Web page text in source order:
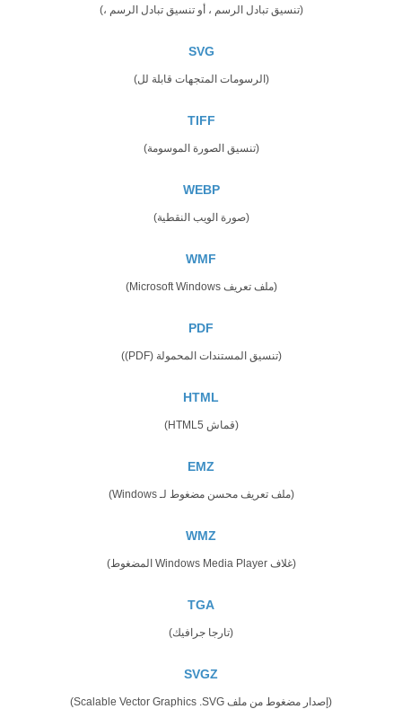
(تنسيق تبادل الرسم ، أو تنسيق تبادل الرسم ،)
SVG
(الرسومات المتجهات قابلة لل)
TIFF
(تنسيق الصورة الموسومة)
WEBP
(صورة الويب النقطية)
WMF
(ملف تعريف Microsoft Windows)
PDF
(تنسيق المستندات المحمولة (PDF))
HTML
(قماش HTML5)
EMZ
(ملف تعريف محسن مضغوط لـ Windows)
WMZ
(غلاف Windows Media Player المضغوط)
TGA
(تارجا جرافيك)
SVGZ
(إصدار مضغوط من ملف Scalable Vector Graphics .SVG)